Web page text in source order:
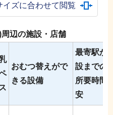
イズに合わせて閲覧
辺の施設・店舗
おむつ替えがで
きる設備
最寄駅か
設までの
所要時間
安